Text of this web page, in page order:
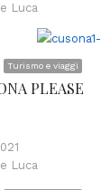
Luca
Turismo e viaggi
PLEASE
Luca